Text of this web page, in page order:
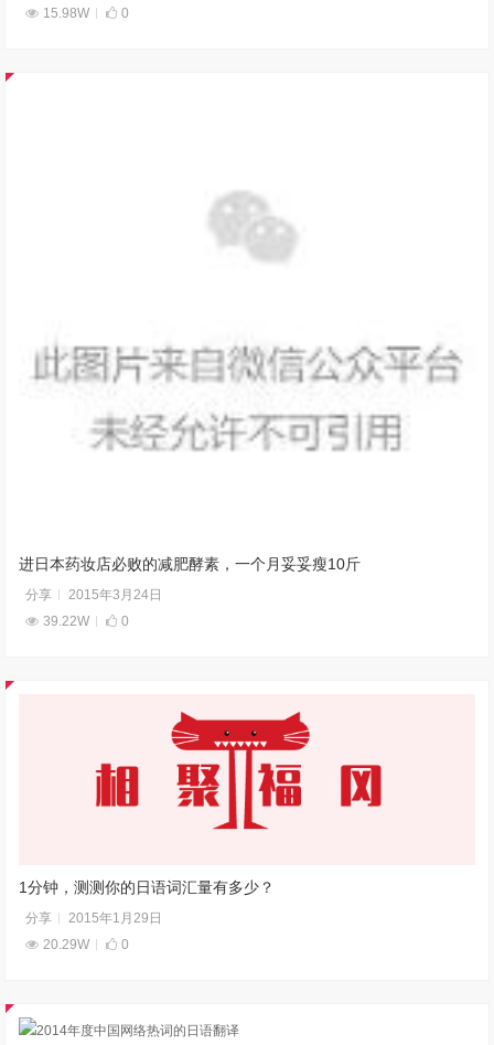
15.98W
0
进日本药妆店必败的减肥酵素，一个月妥妥瘦10斤
分享
2015年3月24日
39.22W
0
1分钟，测测你的日语词汇量有多少？
分享
2015年1月29日
20.29W
0